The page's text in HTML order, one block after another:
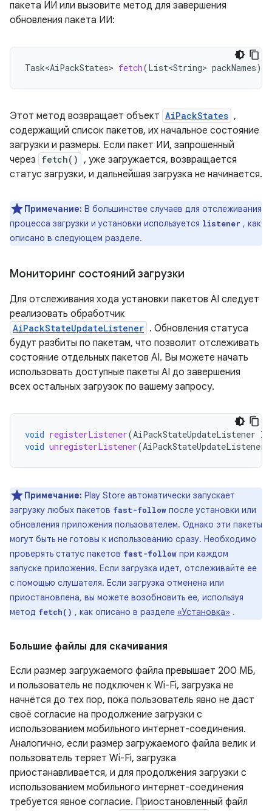
пакета ИИ или вызовите метод для завершения
обновления пакета ИИ:
Task<AiPackStates> fetch(List<String> packNames)
Этот метод возвращает объект AiPackStates ,
содержащий список пакетов, их начальное состояние
загрузки и размеры. Если пакет ИИ, запрошенный
через fetch() , уже загружается, возвращается
статус загрузки, и дальнейшая загрузка не начинается.
Примечание: В большинстве случаев для отслеживания
процесса загрузки и установки используется listener , как
описано в следующем разделе.
Мониторинг состояний загрузки
Для отслеживания хода установки пакетов AI следует
реализовать обработчик
AiPackStateUpdateListener . Обновления статуса
будут разбиты по пакетам, что позволит отслеживать
состояние отдельных пакетов AI. Вы можете начать
использовать доступные пакеты AI до завершения
всех остальных загрузок по вашему запросу.
void registerListener(AiPackStateUpdateListener
void unregisterListener(AiPackStateUpdateListener
Примечание: Play Store автоматически запускает
загрузку любых пакетов fast-follow после установки или
обновления приложения пользователем. Однако эти пакеты
могут быть не готовы к использованию сразу. Необходимо
проверять статус пакетов fast-follow при каждом
запуске приложения. Если загрузка идет, отслеживайте ее
с помощью слушателя. Если загрузка отменена или
приостановлена, вы можете возобновить ее, используя
метод fetch() , как описано в разделе «Установка» .
Большие файлы для скачивания
Если размер загружаемого файла превышает 200 МБ,
и пользователь не подключен к Wi-Fi, загрузка не
начнётся до тех пор, пока пользователь явно не даст
своё согласие на продолжение загрузки с
использованием мобильного интернет-соединения.
Аналогично, если размер загружаемого файла велик и
пользователь теряет Wi-Fi, загрузка
приостанавливается, и для продолжения загрузки с
использованием мобильного интернет-соединения
требуется явное согласие. Приостановленный файл